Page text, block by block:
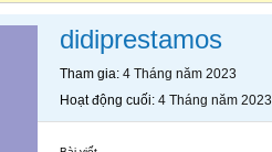
didiprestamos
Tham gia 4 Tháng năm 2023
Hoạt động cuối 4 Tháng năm 2023